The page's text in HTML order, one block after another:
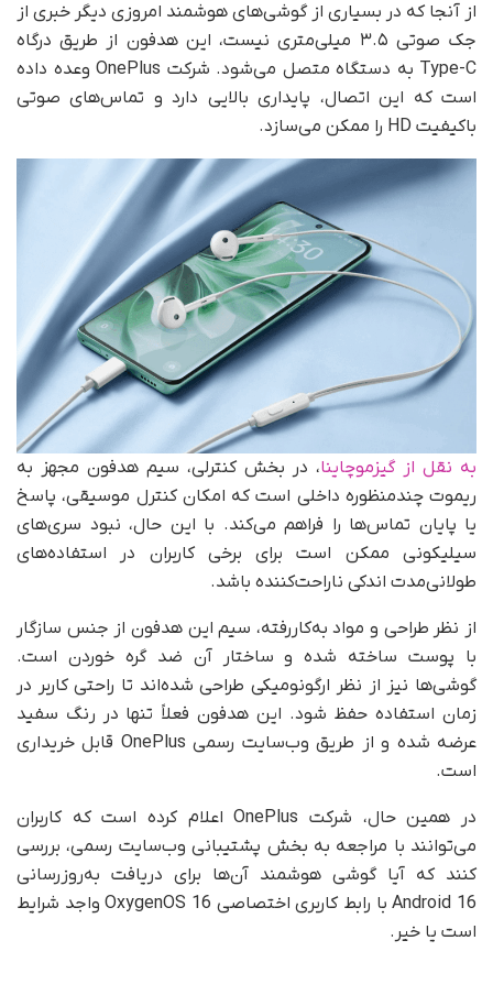
از آنجا که در بسیاری از گوشی‌های هوشمند امروزی دیگر خبری از
جک صوتی ۳.۵ میلی‌متری نیست، این هدفون از طریق درگاه
Type-C به دستگاه متصل می‌شود. شرکت OnePlus وعده داده
است که این اتصال، پایداری بالایی دارد و تماس‌های صوتی
باکیفیت HD را ممکن می‌سازد.
به نقل از گیزموچاینا، در بخش کنترلی، سیم هدفون مجهز به
ریموت چندمنظوره داخلی است که امکان کنترل موسیقی، پاسخ
یا پایان تماس‌ها را فراهم می‌کند. با این حال، نبود سری‌های
سیلیکونی ممکن است برای برخی کاربران در استفاده‌های
طولانی‌مدت اندکی ناراحت‌کننده باشد.
از نظر طراحی و مواد به‌کاررفته، سیم این هدفون از جنس سازگار
با پوست ساخته شده و ساختار آن ضد گره خوردن است.
گوشی‌ها نیز از نظر ارگونومیکی طراحی شده‌اند تا راحتی کاربر در
زمان استفاده حفظ شود. این هدفون فعلاً تنها در رنگ سفید
عرضه شده و از طریق وب‌سایت رسمی OnePlus قابل خریداری
است.
در همین حال، شرکت OnePlus اعلام کرده است که کاربران
می‌توانند با مراجعه به بخش پشتیبانی وب‌سایت رسمی، بررسی
کنند که آیا گوشی هوشمند آن‌ها برای دریافت به‌روزرسانی
Android 16 با رابط کاربری اختصاصی OxygenOS 16 واجد شرایط
است یا خیر.